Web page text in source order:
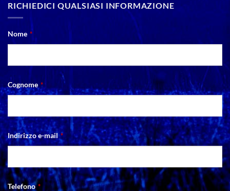
RICHIEDICI QUALSIASI INFORMAZIONE
Nome *
Cognome *
Contact
Email *
Indirizzo e-mail *
Telefono *